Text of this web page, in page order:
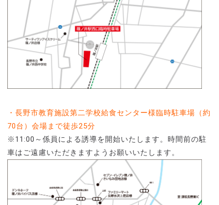
・長野市教育施設第二学校給食センター様臨時駐車場（約
70台）会場まで徒歩25分
※11:00～係員による誘導を開始いたします。時間前の駐
車はご遠慮いただきますようお願いいたします。